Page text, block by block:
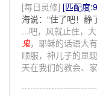
[每日灵修] [匹配度
海说：“住了吧！静
...吧，风就止住，
鬼，耶稣的话语大
顺服，神儿子的显
天在我们的教会、